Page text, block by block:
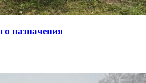
назначения